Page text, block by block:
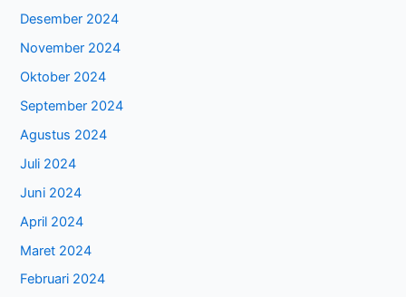
Desember 2024
November 2024
Oktober 2024
September 2024
Agustus 2024
Juli 2024
Juni 2024
April 2024
Maret 2024
Februari 2024